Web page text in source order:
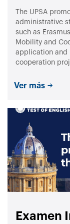
The UPSA
administrative
such as
Mobility and
application and
cooperation
Ver más
Examen